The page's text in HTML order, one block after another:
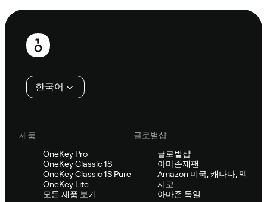
보
한국어
제품
OneKey Pro
OneKey Classic 1S
OneKey Classic 1S Pure
OneKey Lite
모든 제품 보기
글로벌샵
글로벌샵
아마존재팬
Amazon 미국, 캐나다, 멕
시코
아마존 독일